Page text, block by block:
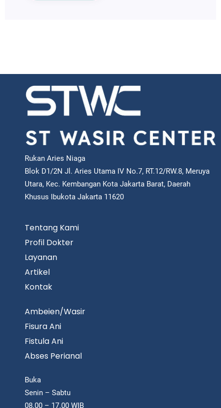
Rukan Aries Niaga
Blok D1/2N Jl. Aries Utama IV No.7, RT.12/RW.8, Meruya
Utara, Kec. Kembangan Kota Jakarta Barat, Daerah
Khusus Ibukota Jakarta 11620
Tentang Kami
Profil Dokter
Layanan
Artikel
Kontak
Ambeien/Wasir
Fisura Ani
Fistula Ani
Abses Perianal
Buka
Senin – Sabtu
08.00 – 17.00 WIB